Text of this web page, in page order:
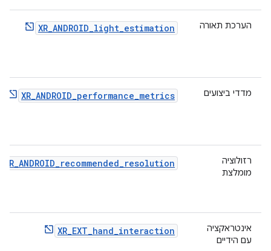
הערכת תאורה XR_ANDROID_light_estimation
מדדי ביצועים XR_ANDROID_performance_metrics
רזולוציה
מומלצת
XR_ANDROID_recommended_resolution
אינטראקציה
עם הידיים
XR_EXT_hand_interaction